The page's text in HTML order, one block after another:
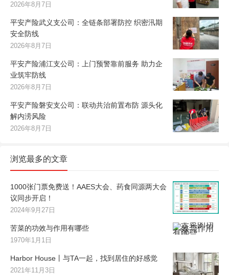
2026年8月7日
平安产险武义支公司：全链条部署防控 织密汛期
安全防线
2026年8月7日
平安产险浦江支公司：上门预警靠前服务 助力企
业筑牢防线
2026年8月7日
平安产险磐安支公司：联动共治前置布防 源头化
解内涝风险
2026年8月7日
浏览最多的文章
1000张门票免费送！AAES大会、药食同源两大会
议同步开启！
2024年9月27日
苦菜的功效与作用有哪些
1970年1月1日
Harbor House丨与TA一起，找到居住的好感觉
2021年11月3日